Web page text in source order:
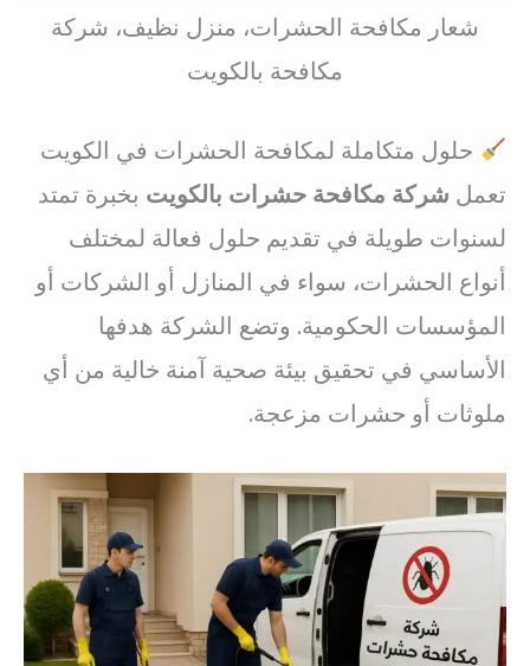
شعار مكافحة الحشرات، منزل نظيف، شركة
مكافحة بالكويت
حلول متكاملة لمكافحة الحشرات في الكويت
تعمل شركة مكافحة حشرات بالكويت بخبرة تمتد
لسنوات طويلة في تقديم حلول فعالة لمختلف
أنواع الحشرات، سواء في المنازل أو الشركات أو
المؤسسات الحكومية. وتضع الشركة هدفها
الأساسي في تحقيق بيئة صحية آمنة خالية من أي
ملوثات أو حشرات مزعجة.